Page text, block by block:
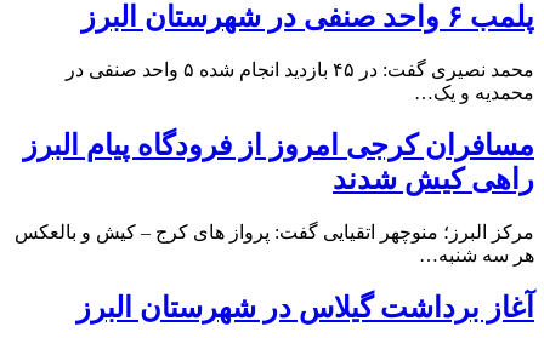
پلمب ۶ واحد صنفی در شهرستان البرز
محمد نصیری گفت: در ۴۵ بازدید انجام شده ۵ واحد صنفی در
محمدیه و یک…
مسافران کرجی امروز از فرودگاه پیام البرز
راهی کیش شدند
مرکز البرز؛ منوچهر اتقیایی گفت: پرواز های کرج – کیش و بالعکس
هر سه شنبه…
آغاز برداشت گیلاس در شهرستان البرز